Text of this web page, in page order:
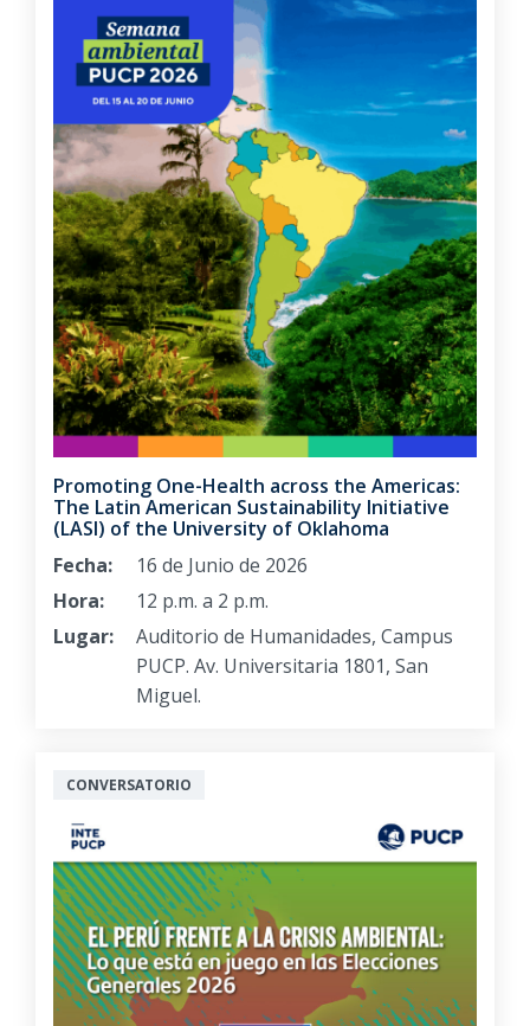
Promoting One-Health across the Americas:
The Latin American Sustainability Initiative
(LASI) of the University of Oklahoma
Fecha:
16 de Junio de 2026
Hora:
12 p.m. a 2 p.m.
Lugar:
Auditorio de Humanidades, Campus
PUCP. Av. Universitaria 1801, San
Miguel.
CONVERSATORIO